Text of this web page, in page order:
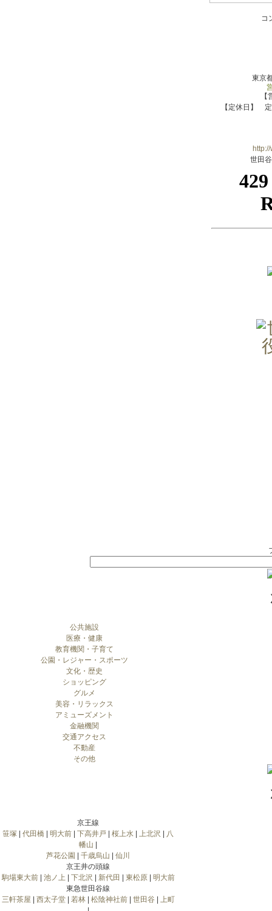
コ
東京
【定休日】
世田
公共施設
医療・健康
教育機関・子育て
公園・レジャー・スポーツ
文化・歴史
ショッピング
グルメ
美容・リラックス
アミューズメント
金融機関
交通アクセス
不動産
その他
京王線
笹塚
代田橋 明大前 下高井戸 桜上水 上北沢
八
幡山
芦花公園
千歳烏山
仙川
京王井の頭線
駒場東大前| 池ノ上 下北沢 新代田 東松原| 明大前
東急世田谷線
三軒茶屋
西太子堂| 若林| 松陰神社前| 世田谷
上町